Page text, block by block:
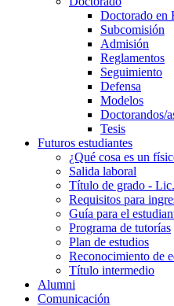
Doctorado en
Subcomisión
Admisión
Reglamentos
Seguimiento
Defensa
Modelos
Doctorandos/
Tesis
Futuros estudiantes
¿Qué cosa es un
Salida laboral
Título de grado -
Requisitos para
Guía para el
Programa de tutorías
Plan de estudios
Reconocimiento de
Título intermedio
Alumni
Comunicación